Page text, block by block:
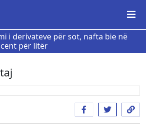
i derivateve për sot, nafta bie në
cent për litër